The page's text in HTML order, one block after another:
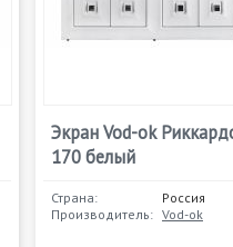
Экран Vod-ok
170 белый
Страна:
Россия
Производитель: Vod-ok